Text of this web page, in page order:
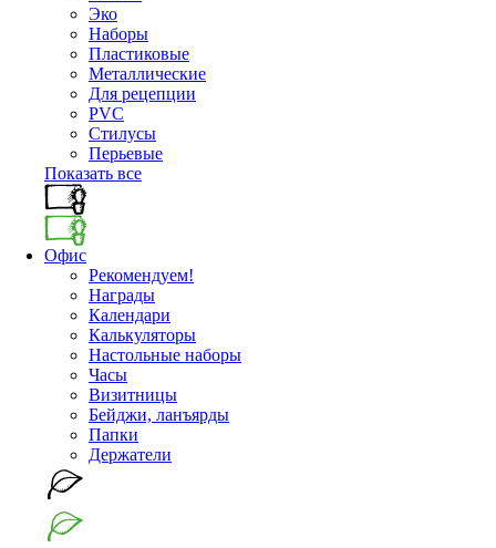
Эко
Наборы
Пластиковые
Металлические
Для рецепции
PVC
Стилусы
Перьевые
Показать все
Офис
Рекомендуем!
Награды
Календари
Калькуляторы
Настольные наборы
Часы
Визитницы
Бейджи, ланъярды
Папки
Держатели